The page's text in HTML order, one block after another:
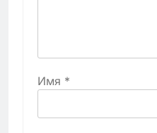
Имя *